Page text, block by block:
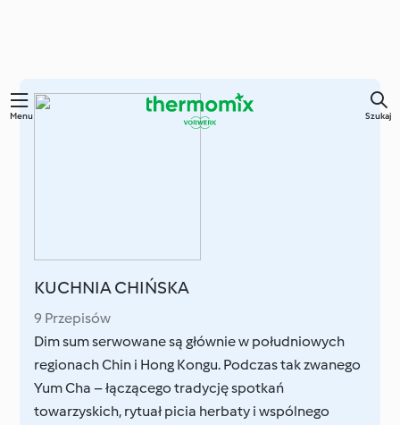
Przejdź
Menu Szukaj
KUCHNIA CHIŃSKA
9 Przepisów
Dim sum serwowane są głównie w południowych
regionach Chin i Hong Kongu. Podczas tak zwanego
Yum Cha – łączącego tradycję spotkań
towarzyskich, rytuał picia herbaty i wspólnego